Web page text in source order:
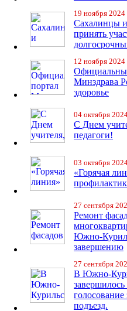
19 ноября 2024
Сахалинцы и
принять
12 ноября 2024
Минздрава
здоровье
04 октября
С Днем
педагоги!
03 октября
«Горячая
27 сентября
Ремонт
Южно-
завершению
27 сентября
В Южно-
подъезд.